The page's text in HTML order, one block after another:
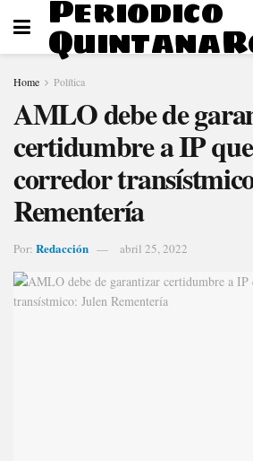
Periodico
Home Política
AMLO debe de
certidumbre a IP
corredor
Rementería
Por: Redacción abril 25, 2022